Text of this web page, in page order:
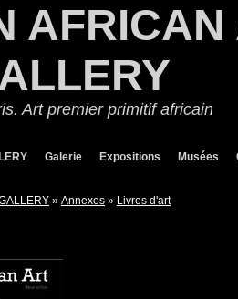
AFRICAN
Art premier primitif africain
Galerie Expositions Musées
» Annexes » Livres d'art